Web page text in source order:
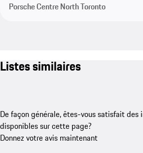
Porsche Centre North Toronto
Listes similaires
De façon générale, êtes-vous satisfait des
disponibles sur cette page?
Donnez votre avis maintenant